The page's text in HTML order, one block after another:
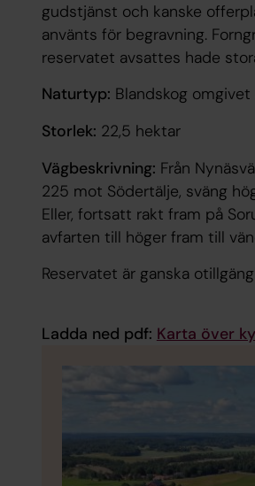
gudstjänst och kanske
använts för begravning.
reservatet avsattes hade
Naturtyp: Blandskog omgivet
Storlek: 22,5 hektar
Vägbeskrivning: Från
225 mot Södertälje, sväng
Eller, fortsatt rakt fram på
avfarten till höger fram till
Reservatet är ganska
Ladda ned pdf: Karta över